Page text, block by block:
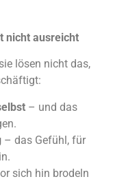
nicht ausreicht
lösen nicht das,
– und das
– das Gefühl, für
sich hin brodeln